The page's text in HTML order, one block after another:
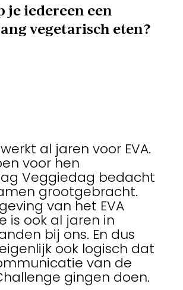
je iedereen een
vegetarisch eten?
al jaren voor EVA.
voor hen
Veggiedag bedacht
grootgebracht.
van het EVA
is ook al jaren in
bij ons. En dus
ook logisch dat
van de
gingen doen.